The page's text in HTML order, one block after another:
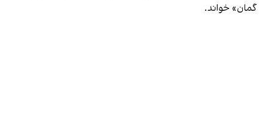
گمان» خواند.